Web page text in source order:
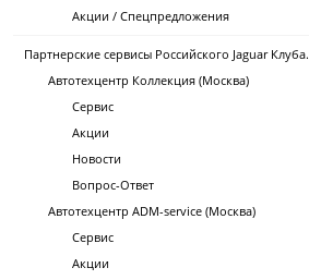
Акции / Спецпредложения
Партнерские сервисы Российского Jaguar Клуба.
Автотехцентр Коллекция (Москва)
Сервис
Акции
Новости
Вопрос-Ответ
Автотехцентр ADM-service (Москва)
Сервис
Акции